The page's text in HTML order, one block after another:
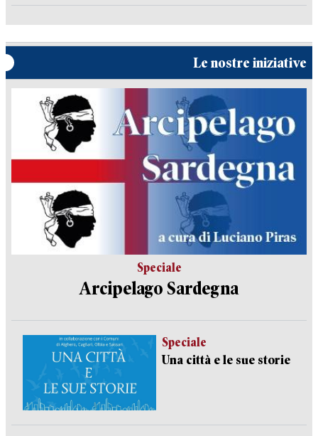
Le nostre iniziative
Speciale
Arcipelago Sardegna
Speciale
Una città e le sue storie